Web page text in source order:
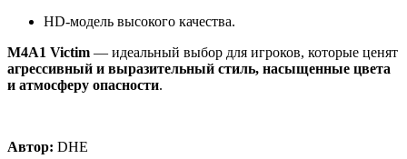
HD-модель высокого качества.
M4A1 Victim — идеальный выбор для игроков, которые ценят
агрессивный и выразительный стиль, насыщенные цвета
и атмосферу опасности.
Автор: DHE